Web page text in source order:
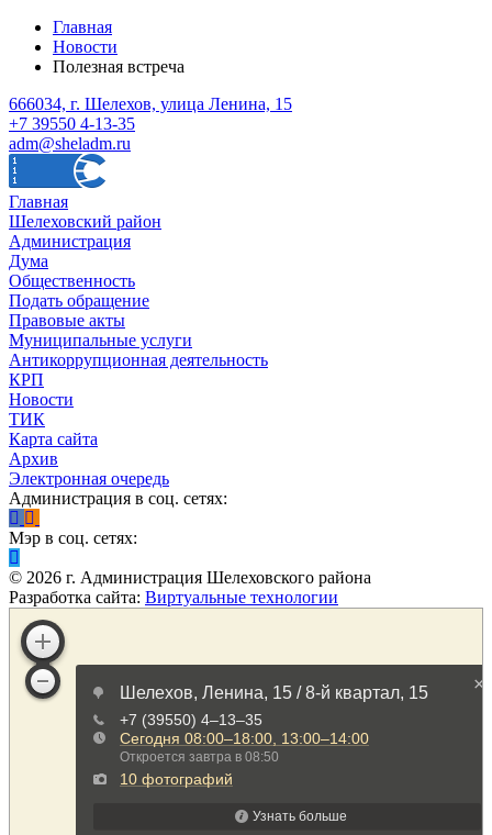
Главная
Новости
Полезная встреча
666034, г. Шелехов, улица Ленина, 15
+7 39550 4-13-35
adm@sheladm.ru
Главная
Шелеховский район
Администрация
Дума
Общественность
Подать обращение
Правовые акты
Муниципальные услуги
Антикоррупционная деятельность
КРП
Новости
ТИК
Карта сайта
Архив
Электронная очередь
Администрация в соц. сетях:
Мэр в соц. сетях:
© 2026 г. Администрация Шелеховского района
Разработка сайта: Виртуальные технологии